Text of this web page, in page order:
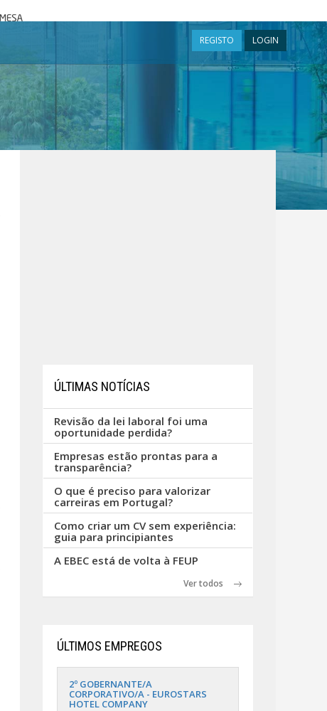
REGISTO LOGIN
ÚLTIMAS NOTÍCIAS
Revisão da lei laboral foi uma
oportunidade perdida?
Empresas estão prontas para a
transparência?
O que é preciso para valorizar
carreiras em Portugal?
Como criar um CV sem experiência:
guia para principiantes
A EBEC está de volta à FEUP
Ver todos
ÚLTIMOS EMPREGOS
2º GOBERNANTE/A
CORPORATIVO/A - EUROSTARS
HOTEL COMPANY